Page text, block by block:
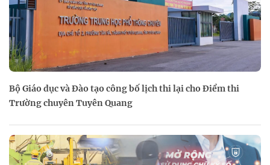
Bộ Giáo dục và Đào tạo công bố lịch thi lại cho Điểm thi
Trường chuyên Tuyên Quang